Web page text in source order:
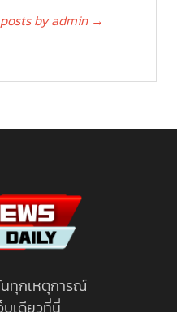
by admin →
นทุกเหตุการณ์
บเดียวที่นี่